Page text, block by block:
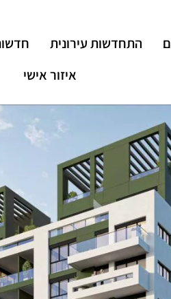
התחדשות עירונית
איזור אישי